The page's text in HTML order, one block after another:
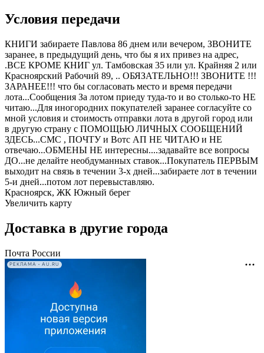
Условия передачи
КНИГИ забираете Павлова 86 днем или вечером, ЗВОНИТЕ
заранее, в предыдущий день, что бы я их привез на адрес,
.ВСЕ КРОМЕ КНИГ ул. Тамбовская 35 или ул. Крайняя 2 или
Красноярский Рабочий 89, .. ОБЯЗАТЕЛЬНО!!! ЗВОНИТЕ !!!
ЗАРАНЕЕ!!! что бы согласовать место и время передачи
лота...Сообщения За лотом приеду туда-то и во столько-то НЕ
читаю...Для иногородних покупателей заранее согласуйте со
мной условия и стоимость отправки лота в другой город или
в другую страну с ПОМОЩЬЮ ЛИЧНЫХ СООБЩЕНИЙ
ЗДЕСЬ...СМС , ПОЧТУ и Вотс АП НЕ ЧИТАЮ и НЕ
отвечаю...ОБМЕНЫ НЕ интересны....задавайте все вопросы
ДО...не делайте необдуманных ставок...Покупатель ПЕРВЫМ
выходит на связь в течении 3-х дней...забираете лот в течении
5-и дней...потом лот перевыставляю.
Красноярск, ЖК Южный берег
Увеличить карту
Доставка в другие города
Почта России
РЕКЛАМА • AU.RU